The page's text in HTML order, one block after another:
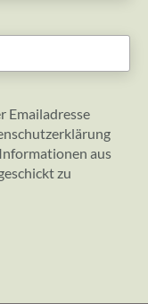
Emailadresse
aus
zu